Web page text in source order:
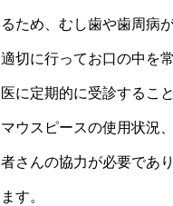
るため、むし歯や歯周病
適切に行ってお口の中を
医に定期的に受診するこ
マウスピースの使用状況
者さんの協力が必要であ
ます。